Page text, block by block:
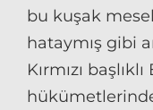
bu kuşak
hataymış gibi
Kırmızı